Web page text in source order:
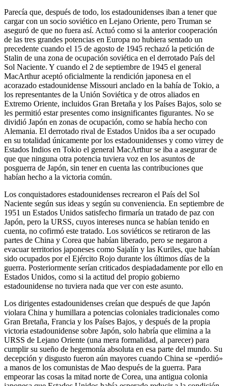
Parecía que, después de todo, los estadounidenses iban a tener que
cargar con un socio soviético en Lejano Oriente, pero Truman se
aseguró de que no fuera así. Actuó como si la anterior cooperación
de las tres grandes potencias en Europa no hubiera sentado un
precedente cuando el 15 de agosto de 1945 rechazó la petición de
Stalin de una zona de ocupación soviética en el derrotado País del
Sol Naciente. Y cuando el 2 de septiembre de 1945 el general
MacArthur aceptó oficialmente la rendición japonesa en el
acorazado estadounidense Missouri anclado en la bahía de Tokio, a
los representantes de la Unión Soviética y de otros aliados en
Extremo Oriente, incluidos Gran Bretaña y los Países Bajos, solo se
les permitió estar presentes como insignificantes figurantes. No se
dividió Japón en zonas de ocupación, como se había hecho con
Alemania. El derrotado rival de Estados Unidos iba a ser ocupado
en su totalidad únicamente por los estadounidenses y como virrey de
Estados Indios en Tokio el general MacArthur se iba a asegurar de
que que ninguna otra potencia tuviera voz en los asuntos de
posguerra de Japón, sin tener en cuenta las contribuciones que
habían hecho a la victoria común.
Los conquistadores estadounidenses recrearon el País del Sol
Naciente según sus ideas y según su conveniencia. En septiembre de
1951 un Estados Unidos satisfecho firmaría un tratado de paz con
Japón, pero la URSS, cuyos intereses nunca se habían tenido en
cuenta, no cofirmó este tratado. Los soviéticos se retiraron de las
partes de China y Corea que habían liberado, pero se negaron a
evacuar territorios japoneses como Sajalín y las Kuriles, que habían
sido ocupados por el Ejército Rojo durante los últimos días de la
guerra. Posteriormente serían criticados despiadadamente por ello en
Estados Unidos, como si la actitud del propio gobierno
estadounidense no tuviera nada que ver con este asunto.
Los dirigentes estadounidenses creían que después de que Japón
violara China y humillara a potencias coloniales tradicionales como
Gran Bretaña, Francia y los Países Bajos, y después de la propia
victoria estadounidense sobre Japón, solo habría que elimina a la
URSS de Lejano Oriente (una mera formalidad, al parecer) para
cumplir su sueño de hegemonía absoluta en esa parte del mundo. Su
decepción y disgusto fueron aún mayores cuando China se «perdió»
a manos de los comunistas de Mao después de la guerra. Para
empeorar las cosas la mitad norte de Corea, una antigua colonia